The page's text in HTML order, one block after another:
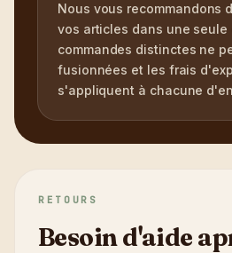
Nous vous recommandons
vos articles dans une seule
commandes distinctes ne
fusionnées et les frais
s'appliquent à chacune
RETOURS
Besoin d'aide